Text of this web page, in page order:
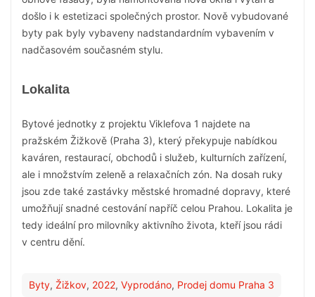
došlo i k estetizaci společných prostor. Nově vybudované
byty pak byly vybaveny nadstandardním vybavením v
nadčasovém současném stylu.
Lokalita
Bytové jednotky z projektu Viklefova 1 najdete na
pražském Žižkově (Praha 3), který překypuje nabídkou
kaváren, restaurací, obchodů i služeb, kulturních zařízení,
ale i množstvím zeleně a relaxačních zón. Na dosah ruky
jsou zde také zastávky městské hromadné dopravy, které
umožňují snadné cestování napříč celou Prahou. Lokalita je
tedy ideální pro milovníky aktivního života, kteří jsou rádi
v centru dění.
Byty, Žižkov, 2022, Vyprodáno, Prodej domu Praha 3